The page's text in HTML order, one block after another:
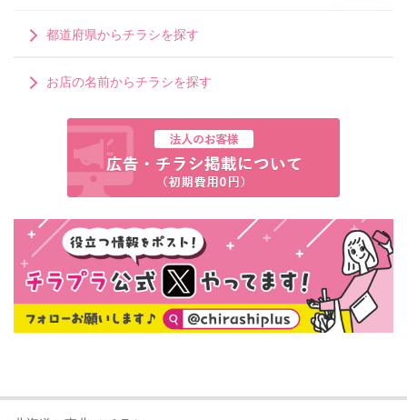
都道府県からチラシを探す
お店の名前からチラシを探す